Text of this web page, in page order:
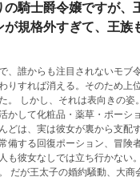
騎士爵令嬢ですが
規格外すぎて、王族
されないモブ令嬢がいる。 一代限りの騎士爵家――武功へ
りすれば消える。そのため上
ていた記憶を持
かして化粧品・薬草・ポーシ
、実は彼女が裏から支配する商会連合
備する回復ポーション、冒険
かない。 それでも本人は「商売は裏方が一番」と学園では目立たず静かに
こと
都最大の黒幕"としての正体が少しずつ